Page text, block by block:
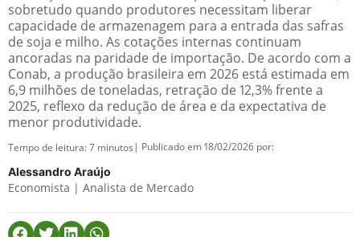
sobretudo quando produtores necessitam liberar
capacidade de armazenagem para a entrada das safras
de soja e milho. As cotações internas continuam
ancoradas na paridade de importação. De acordo com a
Conab, a produção brasileira em 2026 está estimada em
6,9 milhões de toneladas, retração de 12,3% frente a
2025, reflexo da redução de área e da expectativa de
menor produtividade.
Tempo de leitura:7 minutos | Publicado em 18/02/2026 por:
Alessandro Araújo
Economista | Analista de Mercado